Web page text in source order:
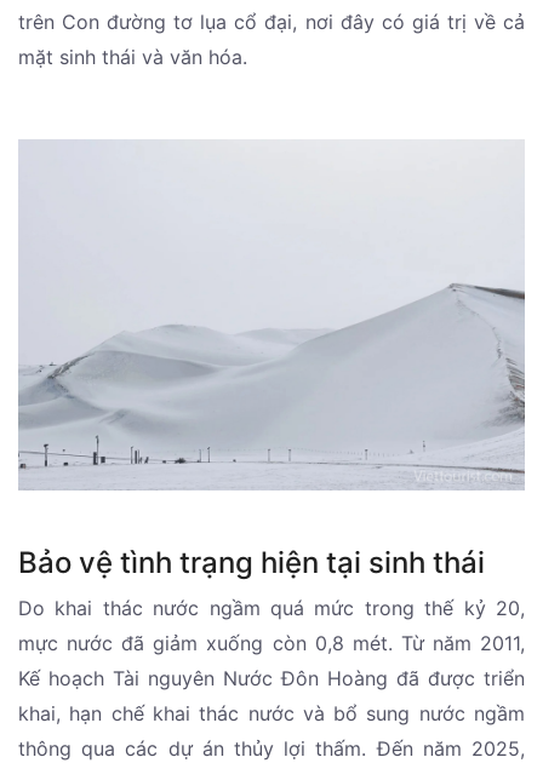
trên Con đường tơ lụa cổ đại, nơi đây có giá trị về cả
mặt sinh thái và văn hóa.
Bảo vệ tình trạng hiện tại sinh thái
Do khai thác nước ngầm quá mức trong thế kỷ 20,
mực nước đã giảm xuống còn 0,8 mét. Từ năm 2011,
Kế hoạch Tài nguyên Nước Đôn Hoàng đã được triển
khai, hạn chế khai thác nước và bổ sung nước ngầm
thông qua các dự án thủy lợi thấm. Đến năm 2025,